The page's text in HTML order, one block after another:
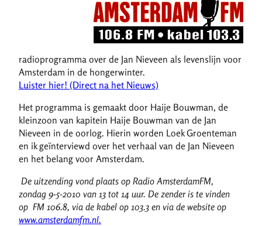
radioprogramma over de Jan Nieveen als levenslijn voor
Amsterdam in de hongerwinter.
Luister hier! (Direct na het Nieuws)
Het programma is gemaakt door Haije Bouwman, de
kleinzoon van kapitein Haije Bouwman van de Jan
Nieveen in de oorlog. Hierin worden Loek Groenteman
en ik geïnterviewd over het verhaal van de Jan Nieveen
en het belang voor Amsterdam.
De uitzending vond plaats op Radio AmsterdamFM,
zondag 9-5-2010 van 13 tot 14 uur. De zender is te vinden
op FM 106.8, via de kabel op 103.3 en via de website op
www.amsterdamfm.nl.